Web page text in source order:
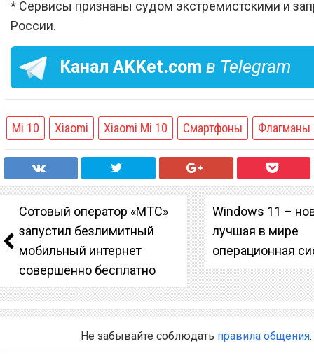
* Сервисы признаны судом экстремистскими и
России.
Канал AKKet.com в Telegram
Mi 10 Xiaomi Xiaomi Mi 10 Смартфоны Флагманы
Сотовый оператор «МТС»
запустил безлимитный
мобильный интернет
совершенно бесплатно
Windows 11 –
лучшая в мире
операционная
Не забывайте соблюдать правила общения.